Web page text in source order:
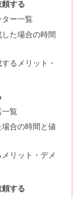
する
ー一覧
た場合の時間
るメリット・
覧
合の時間と値
リット・デメ
する